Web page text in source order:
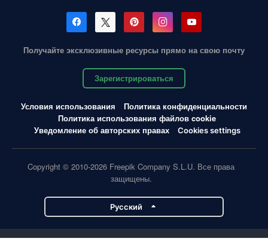
Получайте эксклюзивные ресурсы прямо на свою почту
Зарегистрироваться
Условия использования
Политика конфиденциальности
Политика использования файлов cookie
Уведомление об авторских правах
Cookies settings
Copyright © 2010-2026 Freepik Company S.L.U. Все права
защищены.
Pусский